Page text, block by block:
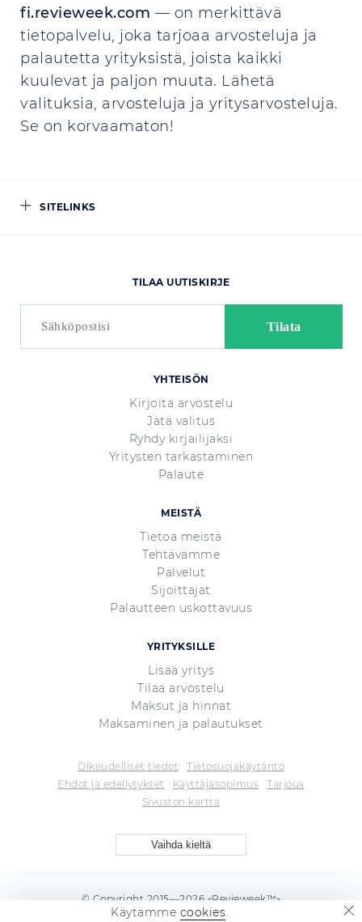
fi.revieweek.com — on merkittävä
tietopalvelu, joka tarjoaa arvosteluja ja
palautetta yrityksistä, joista kaikki
kuulevat ja paljon muuta. Lähetä
valituksia, arvosteluja ja yritysarvosteluja.
Se on korvaamaton!
SITELINKS
YHTEISÖN
Kirjoita arvostelu
Jätä valitus
Ryhdy kirjailijaksi
Yritysten tarkastaminen
Palaute
MEISTÄ
Tietoa meistä
Tehtävämme
Palvelut
Sijoittajat
Palautteen uskottavuus
YRITYKSILLE
Lisää yritys
Tilaa arvostelu
Maksut ja hinnat
Maksaminen ja palautukset
TILAA UUTISKIRJE
Oikeudelliset tiedot
Tietosuojakäytäntö
Ehdot ja edellytykset
Käyttäjäsopimus
Tarjous
Sivuston kartta
Vaihda kieltä
© Copyright 2015—2026 «Revieweek™»
Käytämme cookies.